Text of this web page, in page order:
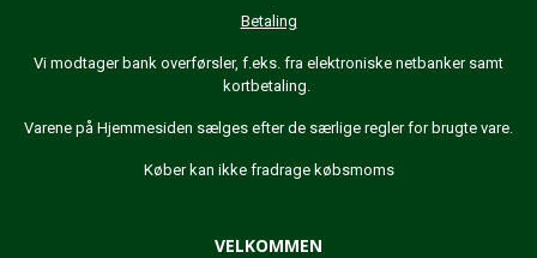
Betaling
Vi modtager bank overførsler, f.eks. fra elektroniske netbanker samt
kortbetaling.
Varene på Hjemmesiden sælges efter de særlige regler for brugte vare.
Køber kan ikke fradrage købsmoms
VELKOMMEN